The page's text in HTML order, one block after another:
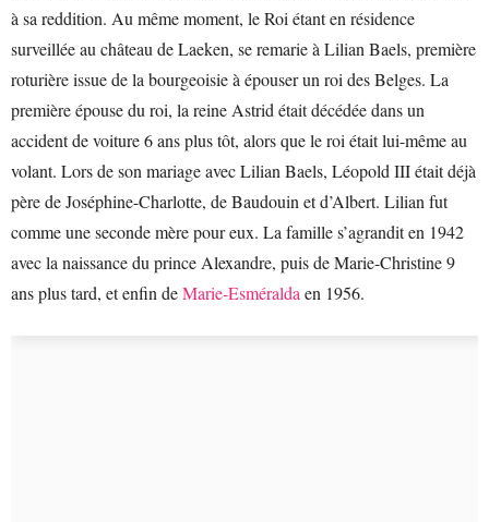
à sa reddition. Au même moment, le Roi étant en résidence
surveillée au château de Laeken, se remarie à Lilian Baels, première
roturière issue de la bourgeoisie à épouser un roi des Belges. La
première épouse du roi, la reine Astrid était décédée dans un
accident de voiture 6 ans plus tôt, alors que le roi était lui-même au
volant. Lors de son mariage avec Lilian Baels, Léopold III était déjà
père de Joséphine-Charlotte, de Baudouin et d’Albert. Lilian fut
comme une seconde mère pour eux. La famille s’agrandit en 1942
avec la naissance du prince Alexandre, puis de Marie-Christine 9
ans plus tard, et enfin deMarie-Esméralda en 1956.